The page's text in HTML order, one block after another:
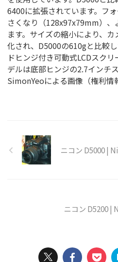
6400に拡張されています。フ
さくなり（128x97x79mm）、
ます。サイズの縮小により、
化され、D5000の610gと比較
ドヒンジ付き可動式LCDスク
デルは底部ヒンジの2.7インチ
SimonYeoによる画像（権利情
ニコン D5000 |
ニコン D5200 |